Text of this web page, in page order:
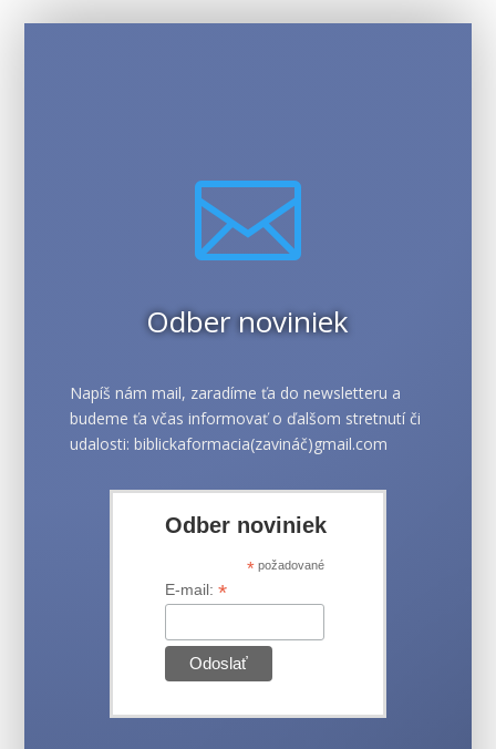

Odber noviniek
Napíš nám mail, zaradíme ťa do newsletteru a
budeme ťa včas informovať o ďalšom stretnutí či
udalosti: biblickaformacia(zavináč)gmail.com
Odber noviniek
*požadované
E-mail: *